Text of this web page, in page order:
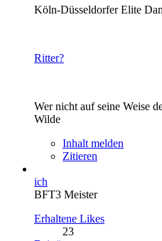
Köln-Düsseldorfer Elite
Ritter?
Wer nicht auf seine Weise
Wilde
Inhalt melden
Zitieren
ich
BFT3 Meister
Erhaltene Likes
23